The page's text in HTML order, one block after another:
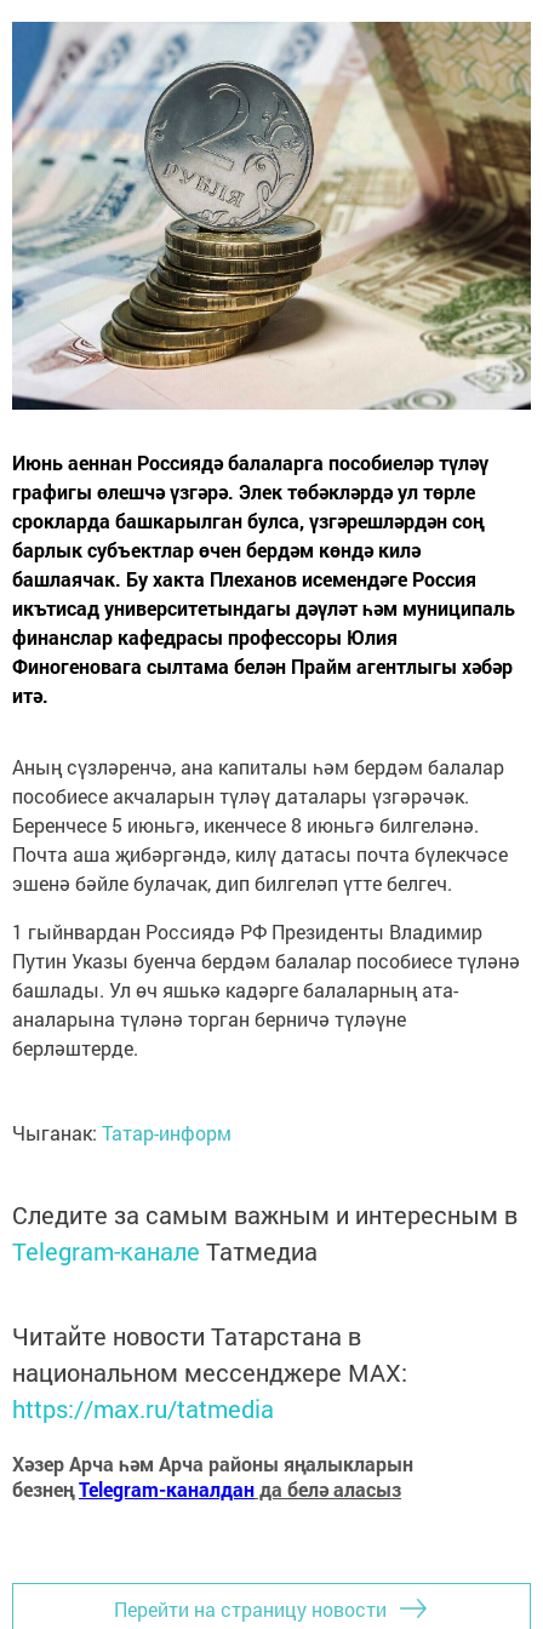
Июнь аеннан Россиядә балаларга пособиеләр түләү
графигы өлешчә үзгәрә. Элек төбәкләрдә ул төрле
срокларда башкарылган булса, үзгәрешләрдән соң
барлык субъектлар өчен бердәм көндә килә
башлаячак. Бу хакта Плеханов исемендәге Россия
икътисад университетындагы дәүләт һәм муниципаль
финанслар кафедрасы профессоры Юлия
Финогеновага сылтама белән Прайм агентлыгы хәбәр
итә.
Аның сүзләренчә, ана капиталы һәм бердәм балалар
пособиесе акчаларын түләү даталары үзгәрәчәк.
Беренчесе 5 июньгә, икенчесе 8 июньгә билгеләнә.
Почта аша җибәргәндә, килү датасы почта бүлекчәсе
эшенә бәйле булачак, дип билгеләп үтте белгеч.
1 гыйнвардан Россиядә РФ Президенты Владимир
Путин Указы буенча бердәм балалар пособиесе түләнә
башлады. Ул өч яшькә кадәрге балаларның ата-
аналарына түләнә торган берничә түләүне
берләштерде.
Чыганак: Татар-информ
Следите за самым важным и интересным в
Telegram-канале Татмедиа
Читайте новости Татарстана в
национальном мессенджере MАХ:
https://max.ru/tatmedia
Хәзер Арча һәм Арча районы яңалыкларын
безнеңTelegram-каналданда белә аласыз
Перейти на страницу новости